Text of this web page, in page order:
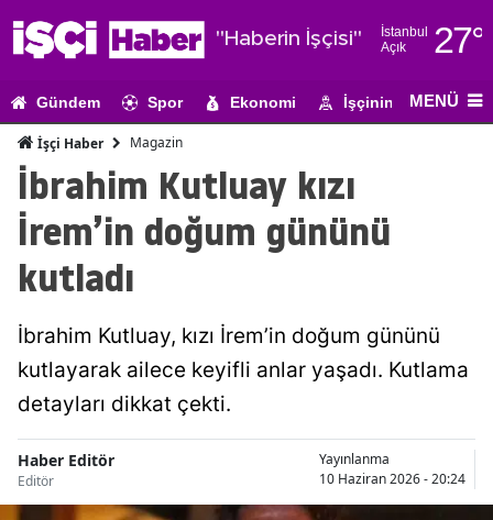
"Haberin İşçisi"
İstanbul
Açık
27°
Adıyaman
Antalya
Artvin
Balıkesir
Gündem Spor Ekonomi İşçinin Gündemi
MENÜ
İşçi Haber Magazin
İbrahim Kutluay kızı
İrem’in doğum gününü
kutladı
İbrahim Kutluay, kızı İrem’in doğum gününü
kutlayarak ailece keyifli anlar yaşadı. Kutlama
detayları dikkat çekti.
Haber Editör
Editör
Yayınlanma
10 Haziran 2026 - 20:24